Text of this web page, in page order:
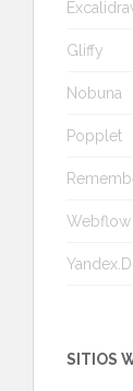
Gliffy
Nobuna
Popplet
Webflow
SITIOS